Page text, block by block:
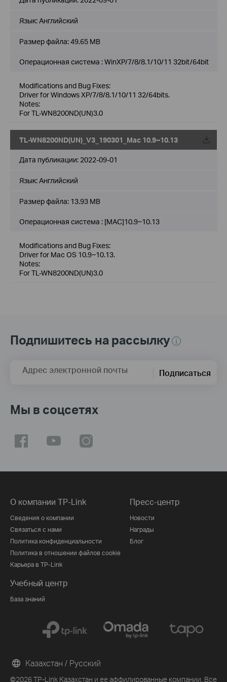
Язык:Английский
Размер файла:49.65 MB
Операционная система : WinXP/7/8/8.1/10/11 32bit/64bit
Modifications and Bug Fixes:
Driver for Windows XP/7/8/8.1/10/11 32/64bits.
Notes:
For TL-WN8200ND(UN)3.0
TL-WN8200ND(UN)_V3_190301_Mac 10.9~10.13
Дата публикации: 2022-09-01
Язык:Английский
Размер файла: 13.93 MB
Операционная система : [MAC]10.9~10.13
Modifications and Bug Fixes:
Driver for Mac OS 10.9~10.13.
Notes:
For TL-WN8200ND(UN)3.0
Подпишитесь на рассылку
Адрес электронной почты Подписаться
Мы в соцсетях
О компании TP-Link
Сведения о компании
Связаться с нами
Политика конфиденциальности
Политика в отношении файлов cookie
Карьера в TP-Link
Пресс-центр
Новости
Награды
Блог
Учебный центр
База знаний
©2026 TP-Link Казахстан и ее аффилированные компании. Все
Казахстан / Русский